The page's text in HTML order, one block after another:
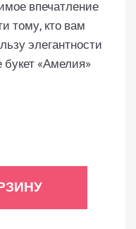
впечатление
тому, кто вам
элегантности
букет «Амелия»